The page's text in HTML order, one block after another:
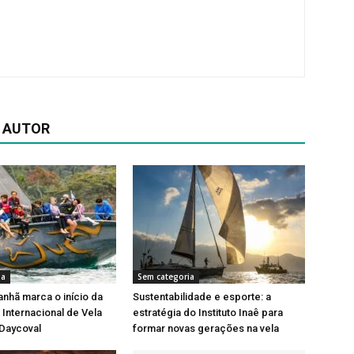
marca o início da
Internacional de Vela
Sem categoria
Sustentabilidade e esporte: a
estratégia do Instituto Inaê para
formar novas gerações na vela